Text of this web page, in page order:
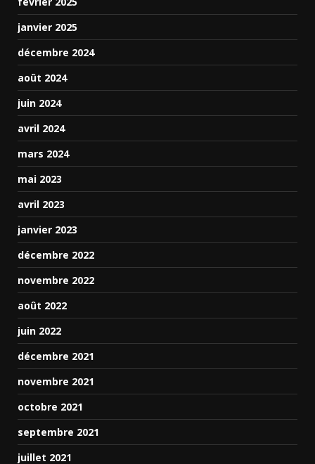
janvier 2025
décembre 2024
août 2024
juin 2024
avril 2024
mars 2024
mai 2023
avril 2023
janvier 2023
décembre 2022
novembre 2022
août 2022
juin 2022
décembre 2021
novembre 2021
octobre 2021
septembre 2021
juillet 2021